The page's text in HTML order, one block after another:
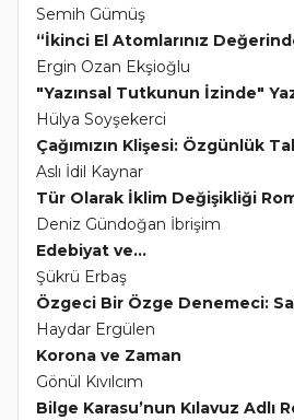
Semih Gümüş
“İkinci El Atomlarınız
Ergin Ozan Ekşioğlu
"Yazınsal Tutkunun İzinde"
Hülya Soyşekerci
Çağımızın Klişesi: Özgünlük
Aslı İdil Kaynar
Tür Olarak İklim Değişikliği
Deniz Gündoğan İbrişim
Edebiyat ve...
Şükrü Erbaş
Özgeci Bir Özge Denemeci:
Haydar Ergülen
Korona ve Zaman
Gönül Kıvılcım
Bilge Karasu’nun Kılavuz Adlı